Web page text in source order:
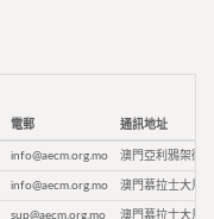
電郵 通訊地址
info@aecm.org.mo 澳門亞利鴉架街9
info@aecm.org.mo 澳門慕拉士大馬
sup@aecm.org.mo 澳門慕拉士大馬